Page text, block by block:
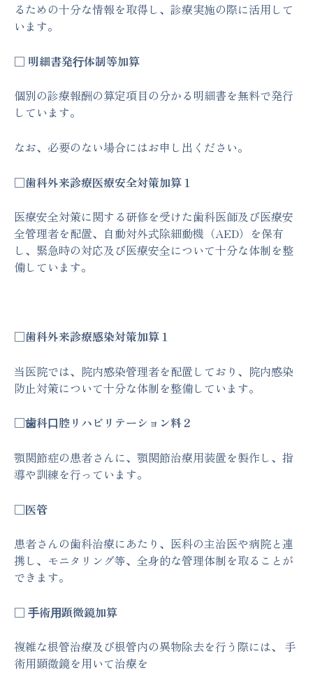
るための十分な情報を取得し、診療実施の際に活用して
います。
□ 明細書発⾏体制等加算
個別の診療報酬の算定項目の分かる明細書を無料で発行
しています。
なお、必要のない場合にはお申し出ください。
□歯科外来診療医療安全対策加算１
医療安全対策に関する研修を受けた歯科医師及び医療安
全管理者を配置、自動対外式除細動機（AED）を保有
し、緊急時の対応及び医療安全について十分な体制を整
備しています。
□歯科外来診療感染対策加算１
当医院では、院内感染管理者を配置しており、院内感染
防止対策について十分な体制を整備しています。
□⻭科⼝腔リハビリテーション料２
顎関節症の患者さんに、顎関節治療用装置を製作し、指
導や訓練を行っています。
□医管
患者さんの歯科治療にあたり、医科の主治医や病院と連
携し、モニタリング等、全身的な管理体制を取ることが
できます。
□ ⼿術⽤顕微鏡加算
複雑な根管治療及び根管内の異物除去を行う際には、 手
術用顕微鏡を用いて治療を